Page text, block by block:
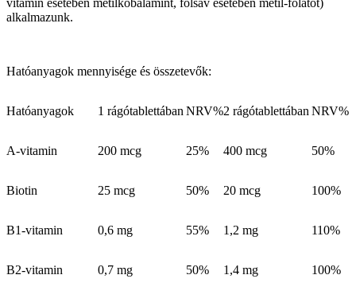
vitamin esetében metilkobalamint, folsav esetében metil-folátot)
alkalmazunk.
Hatóanyagok mennyisége és összetevők:
Hatóanyagok 1 rágótablettában NRV%2 rágótablettában NRV%
A-vitamin 200 mcg 25% 400 mcg 50%
Biotin 25 mcg 50% 20 mcg 100%
B1-vitamin 0,6 mg 55% 1,2 mg 110%
B2-vitamin 0,7 mg 50% 1,4 mg 100%